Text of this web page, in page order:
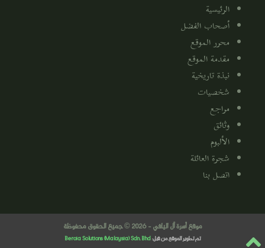
الرئيسية
أصحاب الفضل
محرر الموقع
مقدمة الموقع
نبذة تاريخية
شخصيات
مراجع
وثائق
الألبوم
شجرة العائلة
اتصل بنا
موقع أسرة آل اليافي - 2026 © جميع الحقوق محفوظة
تم تطوير الموقع من قبل: Beroia Solutions (Malaysia) Sdn. Bhd